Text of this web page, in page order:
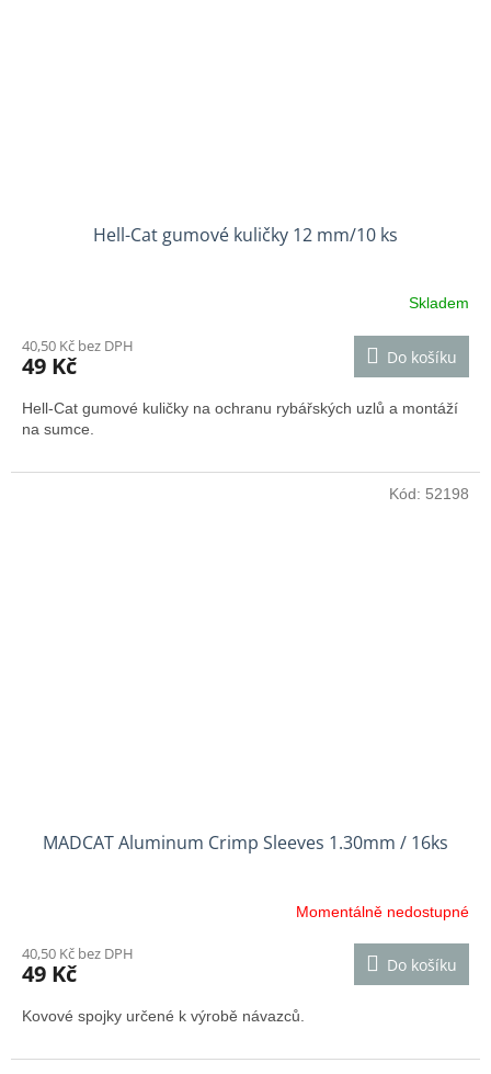
Hell-Cat gumové kuličky 12 mm/10 ks
Skladem
40,50 Kč bez DPH
49 Kč Do košíku
Hell-Cat gumové kuličky na ochranu rybářských uzlů a montáží
na sumce.
MADCAT Aluminum Crimp Sleeves 1.30mm / 16ks
Momentálně nedostupné
40,50 Kč bez DPH
49 Kč Do košíku
Kovové spojky určené k výrobě návazců.
Kód: 52198